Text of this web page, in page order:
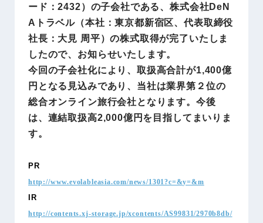
ード：2432）の子会社である、株式会社DeN
Aトラベル（本社：東京都新宿区、代表取締役
社長：大見 周平）の株式取得が完了いたしま
したので、お知らせいたします。
今回の子会社化により、取扱高合計が1,400億
円となる見込みであり、当社は業界第２位の
総合オンライン旅行会社となります。今後
は、連結取扱高2,000億円を目指してまいりま
す。
PR
http://www.evolableasia.com/news/1301?c=&y=&m
IR
http://contents.xj-storage.jp/xcontents/AS99831/2970b8db/